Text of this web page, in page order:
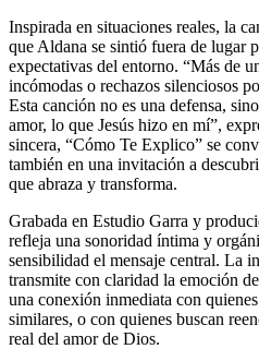
Inspirada en situaciones reales, la
que Aldana se sintió fuera de lugar
expectativas del entorno. “Más de
incómodas o rechazos silenciosos
Esta canción no es una defensa,
amor, lo que Jesús hizo en mí”,
sincera, “Cómo Te Explico” se
también en una invitación a
que abraza y transforma.
Grabada en Estudio Garra y
refleja una sonoridad íntima y
sensibilidad el mensaje central. La
transmite con claridad la emoción
una conexión inmediata con
similares, o con quienes buscan
real del amor de Dios.